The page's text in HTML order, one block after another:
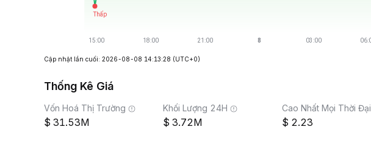
Cập nhật lần cuối: 2026-08-08 14:13:28 (UTC+0)
Thống Kê Giá
Vốn Hoá Thị Trường
31.53M
Khối Lượng 24H
3.72M
Cao Nhất Mọi Thời Đại
2.23